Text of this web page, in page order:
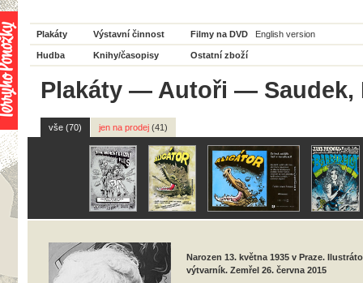
Plakáty Výstavní činnost Filmy na DVD English version
Hudba Knihy/časopisy Ostatní zboží
Plakáty — Autoři — Saudek,
vše (70) jen na prodej (41)
Narozen 13. května 1935 v Praze.
výtvarník. Zemřel 26. června 2015